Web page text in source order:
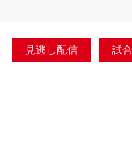
見逃し配信 試